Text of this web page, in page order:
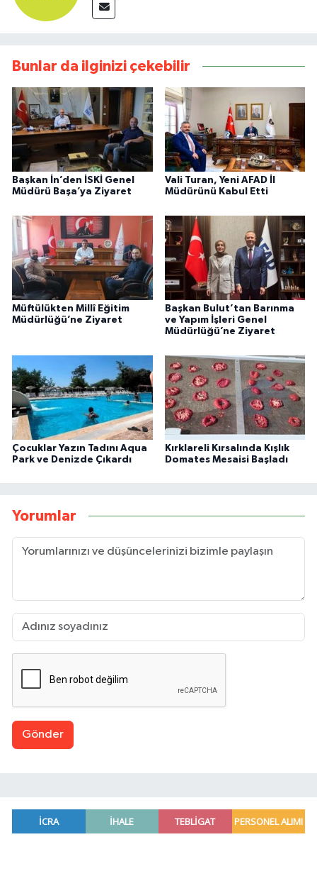
Bunlar da ilginizi çekebilir
Başkan İn’den İSKİ Genel
Müdürü Başa’ya Ziyaret
Vali Turan, Yeni AFAD İl
Müdürünü Kabul Etti
Müftülükten Millî Eğitim
Müdürlüğü’ne Ziyaret
Başkan Bulut’tan Barınma
ve Yapım İşleri Genel
Müdürlüğü’ne Ziyaret
Çocuklar Yazın Tadını Aqua
Park ve Denizde Çıkardı
Kırklareli Kırsalında Kışlık
Domates Mesaisi Başladı
Yorumlar
Gönder